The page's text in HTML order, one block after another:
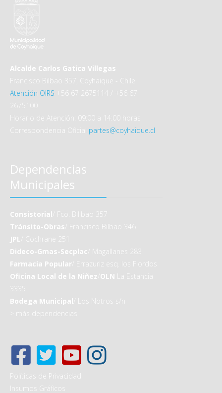
Alcalde Carlos Gatica Villegas
Francisco Bilbao 357, Coyhaique - Chile
Atención OIRS +56 67 2675114 / +56 67
2675100
Horario de Atención: 09:00 a 14:00 horas
Correspondencia Oficial partes@coyhaique.cl
Dependencias
Municipales
Consistorial / Fco. Billbao 357
Tránsito-Obras / Francisco Bilbao 346
JPL / Cochrane 251
Dideco-Gmas-Secplac / Magallanes 283
Farmacia Popular / Errazuriz esq. los Fiordos
Oficina Local de la Niñez OLN La Estancia
3335
Bodega Municipal / Los Notros s/n
más dependencias
Políticas de Privacidad
Insumos Gráficos